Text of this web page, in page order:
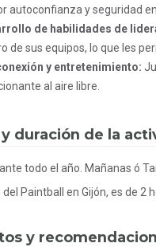
autoconfianza y seguridad
de habilidades de
de sus equipos, lo que les
y entretenimiento:
al aire libre.
duración de la
todo el año. Mañanas ó
del Paintball en Gijón, es de
y